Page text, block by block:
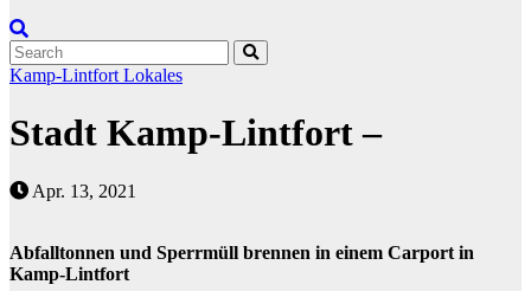
Kamp-Lintfort Lokales
Stadt Kamp-Lintfort –
Apr. 13, 2021
Abfalltonnen und Sperrmüll brennen in einem Carport in
Kamp-Lintfort